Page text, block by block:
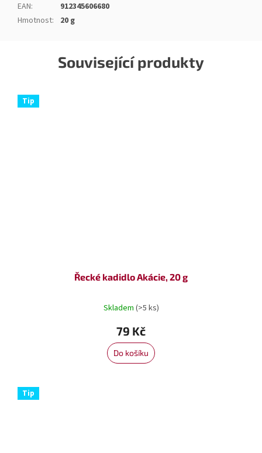
Související produkty
Tip
Řecké kadidlo Akácie, 20 g
Skladem (>5 ks)
79 Kč
Do košíku
Tip
EAN:
912345606680
Hmotnost: 20 g